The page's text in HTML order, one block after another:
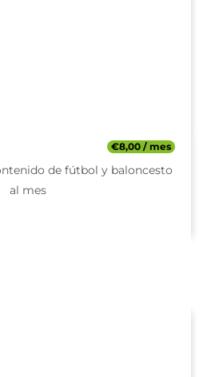
€8,00 / mes
de fútbol y baloncesto
al mes